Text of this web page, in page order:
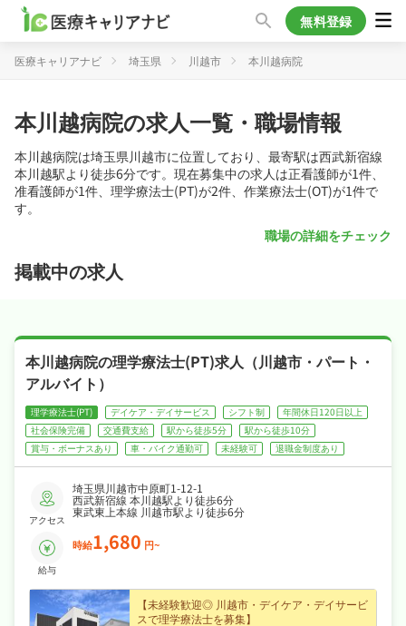
無料登録
医療キャリアナビ 埼玉県 川越市 本川越病院
本川越病院の求人一覧・職場情報
本川越病院は埼玉県川越市に位置しており、最寄駅は西武新宿線
本川越駅より徒歩6分です。現在募集中の求人は正看護師が1件、
准看護師が1件、理学療法士(PT)が2件、作業療法士(OT)が1件で
す。
職場の詳細をチェック
掲載中の求人
本川越病院の理学療法士(PT)求人（川越市・パート・
アルバイト）
理学療法士(PT) デイケア・デイサービス シフト制
年間休日120日以上
社会保険完備
交通費支給 駅から徒歩5分
駅から徒歩10分
賞与・ボーナスあり
車・バイク通勤可 未経験可 退職金制度あり
アクセス
埼玉県川越市中原町1-12-1
西武新宿線 本川越駅より徒歩6分
東武東上本線 川越市駅より徒歩6分
給与
時給1,680 円~
【未経験歓迎◎ 川越市・デイケア・デイサービ
スで理学療法士を募集】